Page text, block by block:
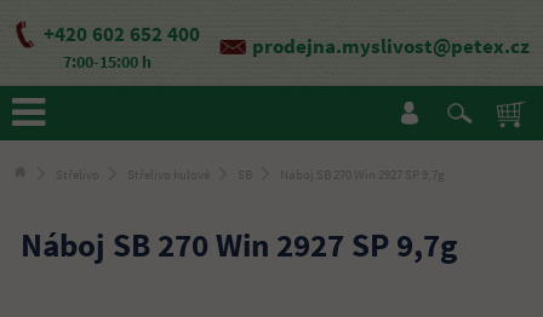
+420 602 652 400
7:00-15:00 h
prodejna.myslivost@petex.cz
Střelivo Střelivo kulové SB Náboj SB 270 Win 2927 SP 9,7g
Náboj SB 270 Win 2927 SP 9,7g